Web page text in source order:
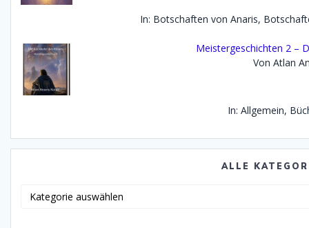
In: Botschaften von Anaris,
Meistergeschichten 2 –
Von Atlan
In: Allgemein,
ALLE